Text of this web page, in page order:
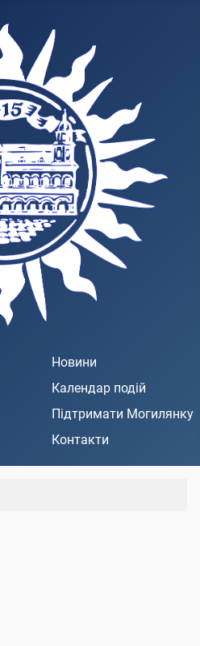
Новини
Календар подій
Підтримати Могилянку
Контакти